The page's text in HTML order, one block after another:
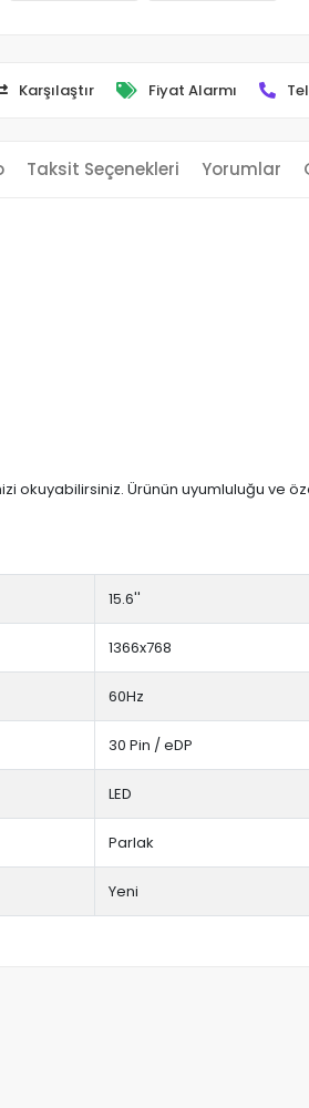
Karşılaştır Fiyat Alarmı
Taksit Seçenekleri Yorumlar
okuyabilirsiniz. Ürünün uyumluluğu
15.6''
1366x768
60Hz
30 Pin / eDP
LED
Parlak
Yeni